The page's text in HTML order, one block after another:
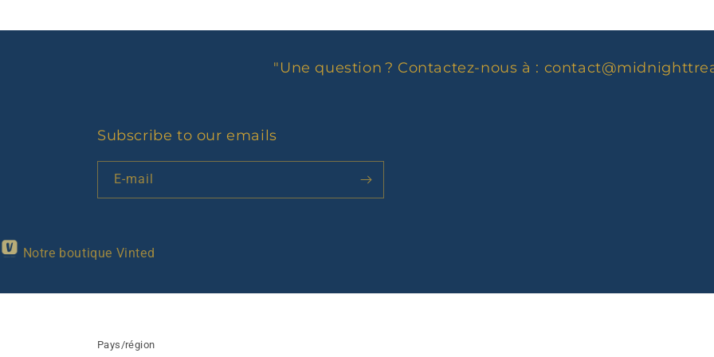
"Une question ? Contactez-nous à :
Subscribe to our emails
E-mail
Notre boutique Vinted
Pays/région